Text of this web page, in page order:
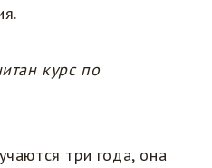
курс по
три года, она